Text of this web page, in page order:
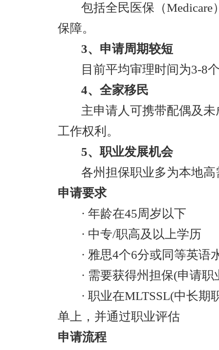
包括全民医保（
保障。
3、申请周期较短
目前平均审理时间为3-8
4、全家移民
主申请人可携带配偶及
工作权利。
5、职业发展机会
各州担保职业多为本地
申请要求
· 年龄在45周岁以下
· 中专/职高及以上学历
· 雅思4个6分或同等英语
· 需要获得州担保(申请
· 职业在MLTSSL(中长期
单上，并通过职业评估
申请流程